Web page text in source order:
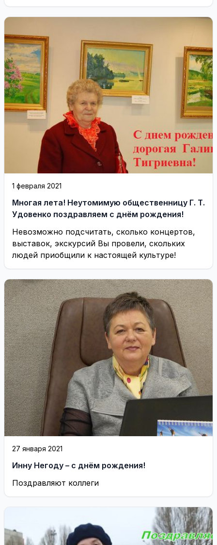
1 февраля 2021
Многая лета! Неутомимую общественницу Г. Т.
Удовенко поздравляем с днём рождения!
Невозможно подсчитать, сколько концертов,
выставок, экскурсий Вы провели, скольких
людей приобщили к настоящей культуре!
27 января 2021
Инну Негоду – с днём рождения!
Поздравляют коллеги